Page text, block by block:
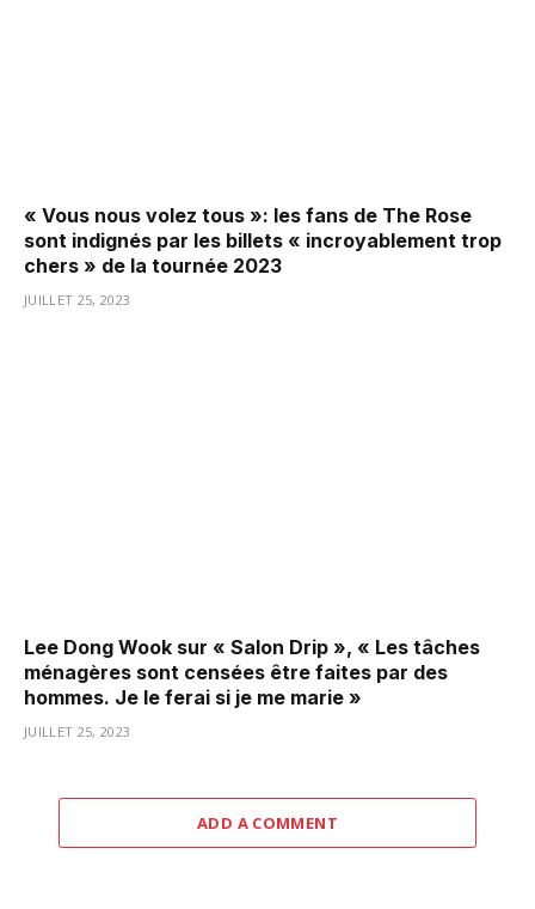
« Vous nous volez tous »: les fans de The Rose
sont indignés par les billets « incroyablement trop
chers » de la tournée 2023
JUILLET 25, 2023
Lee Dong Wook sur « Salon Drip », « Les tâches
ménagères sont censées être faites par des
hommes. Je le ferai si je me marie »
JUILLET 25, 2023
ADD A COMMENT